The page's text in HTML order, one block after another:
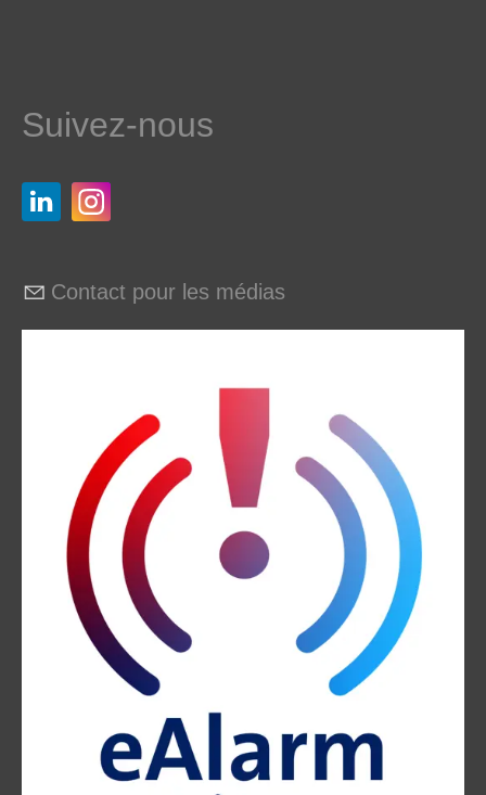
Suivez-nous
Contact pour les médias